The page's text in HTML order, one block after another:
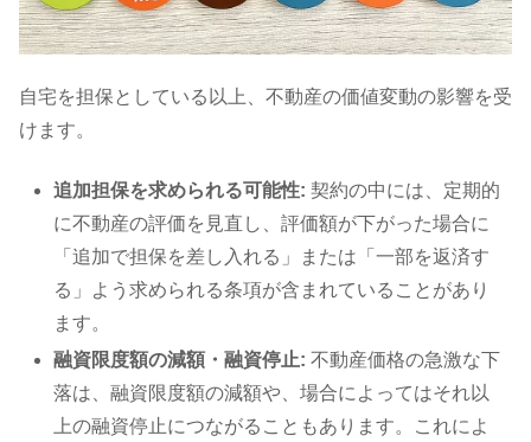
自宅を担保としている以上、不動産の価値変動の影響を受
けます。
追加担保を求められる可能性: 契約の中には、定期的
に不動産の評価を見直し、評価額が下がった場合に
「追加で担保を差し入れる」または「一部を返済す
る」よう求められる条項が含まれていることがあり
ます。
融資限度額の減額・融資停止: 不動産価格の急激な下
落は、融資限度額の減額や、場合によってはそれ以
上の融資停止につながることもあります。これによ